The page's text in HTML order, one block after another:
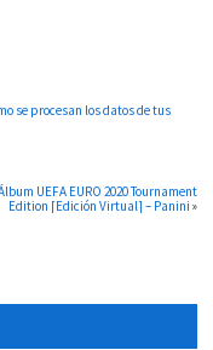
se procesan los datos de tus
UEFA EURO 2020 Tournament
Edition [Edición Virtual] – Panini »